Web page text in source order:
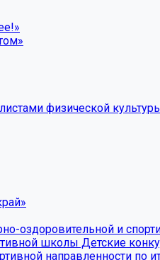
физической
оздоровительной и
школы Детские
направленности по